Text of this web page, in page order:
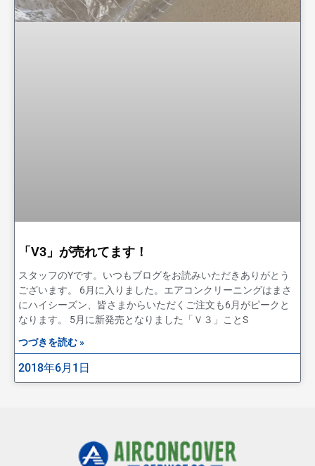
「V3」が売れてます！
スタッフのYです。いつもブログをお読みいただきありがとう
ございます。 6月に入りました。エアコンクリーニングはまさ
にハイシーズン、皆さまからいただくご注文も6月がピークと
なります。 5月に新発売となりました「Ｖ３」ことS
つづきを読む »
2018年6月1日